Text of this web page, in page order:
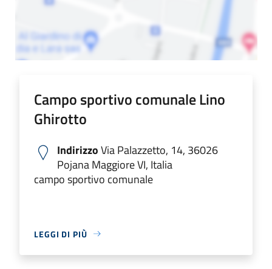
Campo sportivo comunale Lino
Ghirotto
IndirizzoVia Palazzetto, 14, 36026
Pojana Maggiore VI, Italia
campo sportivo comunale
LEGGI DI PIÙ